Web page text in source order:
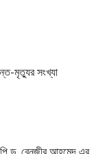
মৃত্যুর সংখ্যা